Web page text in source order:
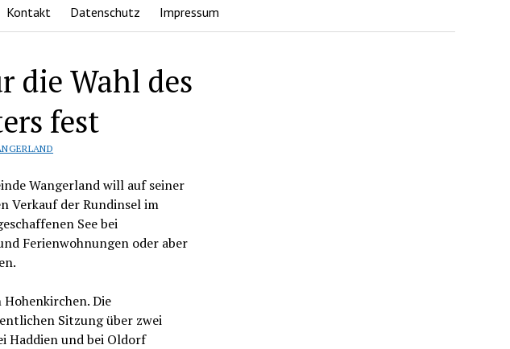
Kontakt Datenschutz Impressum
die Wahl des
fest
Wangerland will auf seiner
Verkauf der Rundinsel im
See bei
Ferienwohnungen oder aber
Die
Sitzung über zwei
Haddien und bei Oldorf